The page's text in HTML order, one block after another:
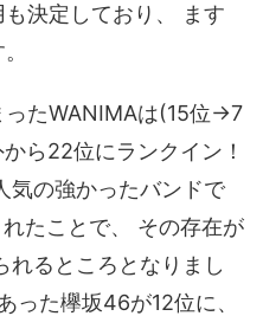
決定しており、 ます
ったWANIMAは(15位→7
ら22位にランクイン！
気の強かったバンドで
たことで、 その存在が
れるところとなりまし
った欅坂46が12位に、